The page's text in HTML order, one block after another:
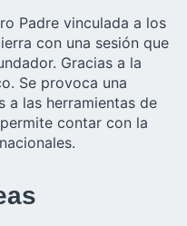
Padre vinculada a los
con una sesión que
Gracias a la
Se provoca una
a las herramientas de
contar con la